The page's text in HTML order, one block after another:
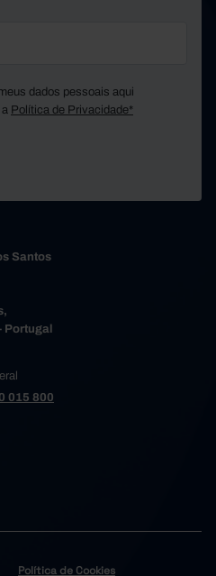
dados pessoais aqui
Política de Privacidade*
Santos
Portugal
015 800
Política de Cookies